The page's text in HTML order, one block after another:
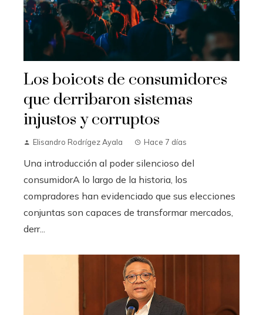
Los boicots de consumidores
que derribaron sistemas
injustos y corruptos
Elisandro Rodrígez Ayala Hace 7 días
Una introducción al poder silencioso del
consumidorA lo largo de la historia, los
compradores han evidenciado que sus elecciones
conjuntas son capaces de transformar mercados,
derr...